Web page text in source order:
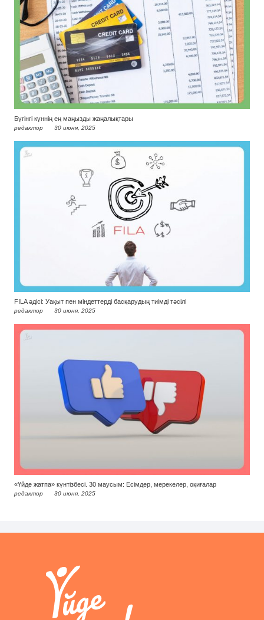
Бүгінгі күннің ең маңызды жаңалықтары
редактор 30 июня, 2025
FILA әдісі: Уақыт пен міндеттерді басқарудың тиімді тәсілі
редактор 30 июня, 2025
«Үйде жатпа» күнтізбесі. 30 маусым: Есімдер, мерекелер, оқиғалар
редактор 30 июня, 2025